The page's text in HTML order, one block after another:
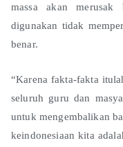
massa akan merusak
digunakan tidak
benar.
“Karena fakta-fakta
seluruh guru dan
untuk mengembalikan
keindonesiaan kita